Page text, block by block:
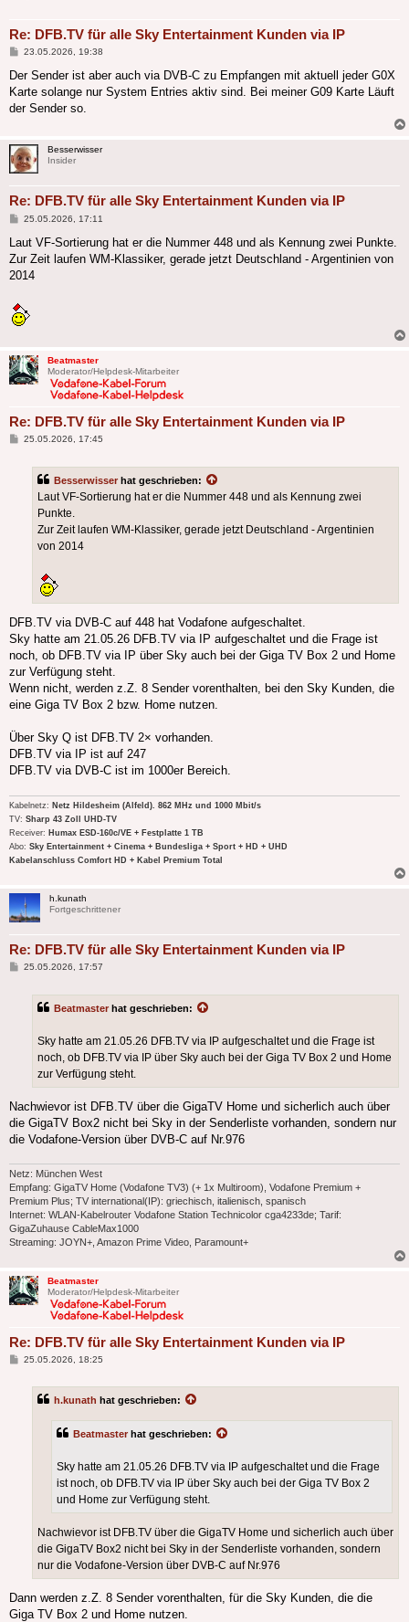
Re: DFB.TV für alle Sky Entertainment Kunden via IP
Beitrag
23.05.2026, 19:38
Der Sender ist aber auch via DVB-C zu Empfangen mit aktuell jeder G0X
Karte solange nur System Entries aktiv sind. Bei meiner G09 Karte Läuft
der Sender so.
Besserwisser
Insider
Re: DFB.TV für alle Sky Entertainment Kunden via IP
Beitrag
25.05.2026, 17:11
Laut VF-Sortierung hat er die Nummer 448 und als Kennung zwei Punkte.
Zur Zeit laufen WM-Klassiker, gerade jetzt Deutschland - Argentinien von
2014
Beatmaster
Moderator/Helpdesk-Mitarbeiter
Re: DFB.TV für alle Sky Entertainment Kunden via IP
Beitrag
25.05.2026, 17:45
Besserwisser hat geschrieben:
Laut VF-Sortierung hat er die Nummer 448 und als Kennung zwei
Punkte.
Zur Zeit laufen WM-Klassiker, gerade jetzt Deutschland - Argentinien
von 2014
DFB.TV via DVB-C auf 448 hat Vodafone aufgeschaltet.
Sky hatte am 21.05.26 DFB.TV via IP aufgeschaltet und die Frage ist
noch, ob DFB.TV via IP über Sky auch bei der Giga TV Box 2 und Home
zur Verfügung steht.
Wenn nicht, werden z.Z. 8 Sender vorenthalten, bei den Sky Kunden, die
eine Giga TV Box 2 bzw. Home nutzen.
Über Sky Q ist DFB.TV 2× vorhanden.
DFB.TV via IP ist auf 247
DFB.TV via DVB-C ist im 1000er Bereich.
Kabelnetz: Netz Hildesheim (Alfeld). 862 MHz und 1000 Mbit/s
TV: Sharp 43 Zoll UHD-TV
Receiver: Humax ESD-160c/VE + Festplatte 1 TB
Abo: Sky Entertainment + Cinema + Bundesliga + Sport + HD + UHD
Kabelanschluss Comfort HD + Kabel Premium Total
h.kunath
Fortgeschrittener
Re: DFB.TV für alle Sky Entertainment Kunden via IP
Beitrag
25.05.2026, 17:57
Beatmaster hat geschrieben:
Sky hatte am 21.05.26 DFB.TV via IP aufgeschaltet und die Frage ist
noch, ob DFB.TV via IP über Sky auch bei der Giga TV Box 2 und Home
zur Verfügung steht.
Nachwievor ist DFB.TV über die GigaTV Home und sicherlich auch über
die GigaTV Box2 nicht bei Sky in der Senderliste vorhanden, sondern nur
die Vodafone-Version über DVB-C auf Nr.976
Netz: München West
Empfang: GigaTV Home (Vodafone TV3) (+ 1x Multiroom), Vodafone Premium +
Premium Plus; TV international(IP): griechisch, italienisch, spanisch
Internet: WLAN-Kabelrouter Vodafone Station Technicolor cga4233de; Tarif:
GigaZuhause CableMax1000
Streaming: JOYN+, Amazon Prime Video, Paramount+
Beatmaster
Moderator/Helpdesk-Mitarbeiter
Re: DFB.TV für alle Sky Entertainment Kunden via IP
Beitrag
25.05.2026, 18:25
h.kunath hat geschrieben:
Beatmaster hat geschrieben:
Sky hatte am 21.05.26 DFB.TV via IP aufgeschaltet und die Frage
ist noch, ob DFB.TV via IP über Sky auch bei der Giga TV Box 2
und Home zur Verfügung steht.
Nachwievor ist DFB.TV über die GigaTV Home und sicherlich auch über
die GigaTV Box2 nicht bei Sky in der Senderliste vorhanden, sondern
nur die Vodafone-Version über DVB-C auf Nr.976
Dann werden z.Z. 8 Sender vorenthalten, für die Sky Kunden, die die
Giga TV Box 2 und Home nutzen.